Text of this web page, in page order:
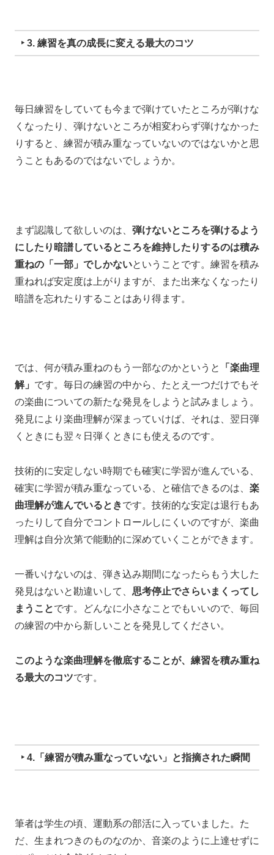
‣ 3. 練習を真の成長に変える最大のコツ
毎日練習をしていても今まで弾けていたところが弾けな
くなったり、 弾けないところが相変わらず弾けなかった
りすると、 練習が積み重なっていないのではないかと思
うこともあるのではないでしょうか。
まず認識して欲しいのは、 弾けないところを弾けるよう
にしたり 暗譜しているところを維持したりするのは積み
重ねの「一部」でしかないということです。 練習を積み
重ねれば安定度は上がりますが、
また出来なくなったり
暗譜を忘れたりすることはあり得ます。
では、何が積み重ねのもう一部なのかというと
「楽曲理
解」 です。 毎日の練習の中から、 たとえ一つだけでもそ
の楽曲についての新たな発見をしようと試みましょう。
発見により楽曲理解が深まっていけば、 それは、翌日弾
くときにも翌々日弾くときにも使えるのです。
技術的に安定しない時期でも確実に学習が進んでいる、
確実に学習が積み重なっている、と確信できるのは、 楽
曲理解が進んでいるときです。 技術的な安定は退行もあ
ったりして 自分でコントロールしにくいのですが、 楽曲
理解は自分次第で能動的に深めていくことができます。
一番いけないのは、 弾き込み期間になったらもう大した
発見はないと勘違いして、 思考停止でさらいまくってし
まうことです。どんなに小さなことでもいいので、毎回
の練習の中から新しいことを発見してください。
このような楽曲理解を徹底することが、 練習を積み重ね
る最大のコツです。
‣ 4.「練習が積み重なっていない」と指摘された瞬間
筆者は学生の頃、運動系の部活に入っていました。た
だ、生まれつきのものなのか、音楽のように上達せずに